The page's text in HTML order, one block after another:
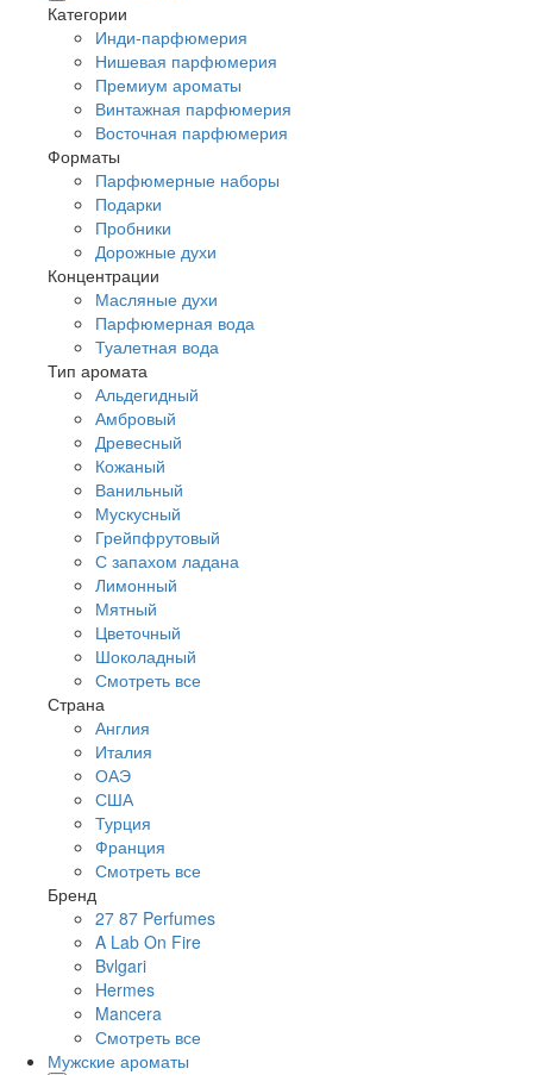
Категории
Инди-парфюмерия
Нишевая парфюмерия
Премиум ароматы
Винтажная парфюмерия
Восточная парфюмерия
Форматы
Парфюмерные наборы
Подарки
Пробники
Дорожные духи
Концентрации
Масляные духи
Парфюмерная вода
Туалетная вода
Тип аромата
Альдегидный
Амбровый
Древесный
Кожаный
Ванильный
Мускусный
Грейпфрутовый
С запахом ладана
Лимонный
Мятный
Цветочный
Шоколадный
Смотреть все
Страна
Англия
Италия
ОАЭ
США
Турция
Франция
Смотреть все
Бренд
27 87 Perfumes
A Lab On Fire
Bvlgari
Hermes
Mancera
Смотреть все
Мужские ароматы